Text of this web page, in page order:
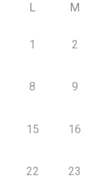
L M
1 2
8 9
15 16
22 23